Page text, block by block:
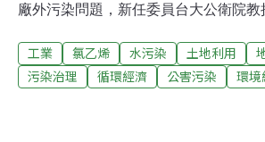
廠外污染問題，新任委員台大公衛院教
人體。台塑委託民間顧問公司完成的仁
調查評估成果，顯示廠內污染集中於氯
工業 氯乙烯 水污染 土地利用
污染治理
循環經濟 公害污染 環境